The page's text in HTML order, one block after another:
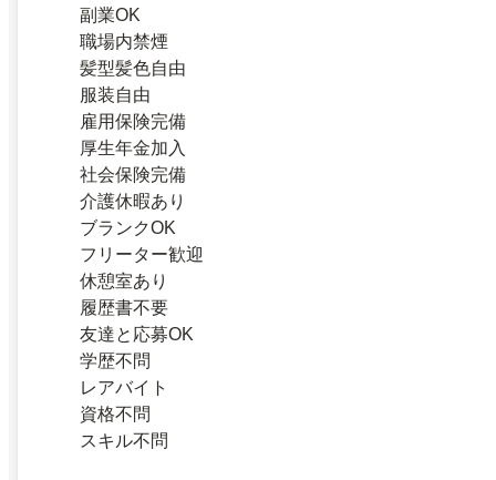
副業OK
職場内禁煙
髪型髪色自由
服装自由
雇用保険完備
厚生年金加入
社会保険完備
介護休暇あり
ブランクOK
フリーター歓迎
休憩室あり
履歴書不要
友達と応募OK
学歴不問
レアバイト
資格不問
スキル不問